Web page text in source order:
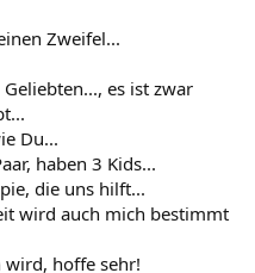
Zweifel...
es ist zwar
Du...
haben 3 Kids...
die uns hilft...
wird auch mich bestimmt
wird, hoffe sehr!